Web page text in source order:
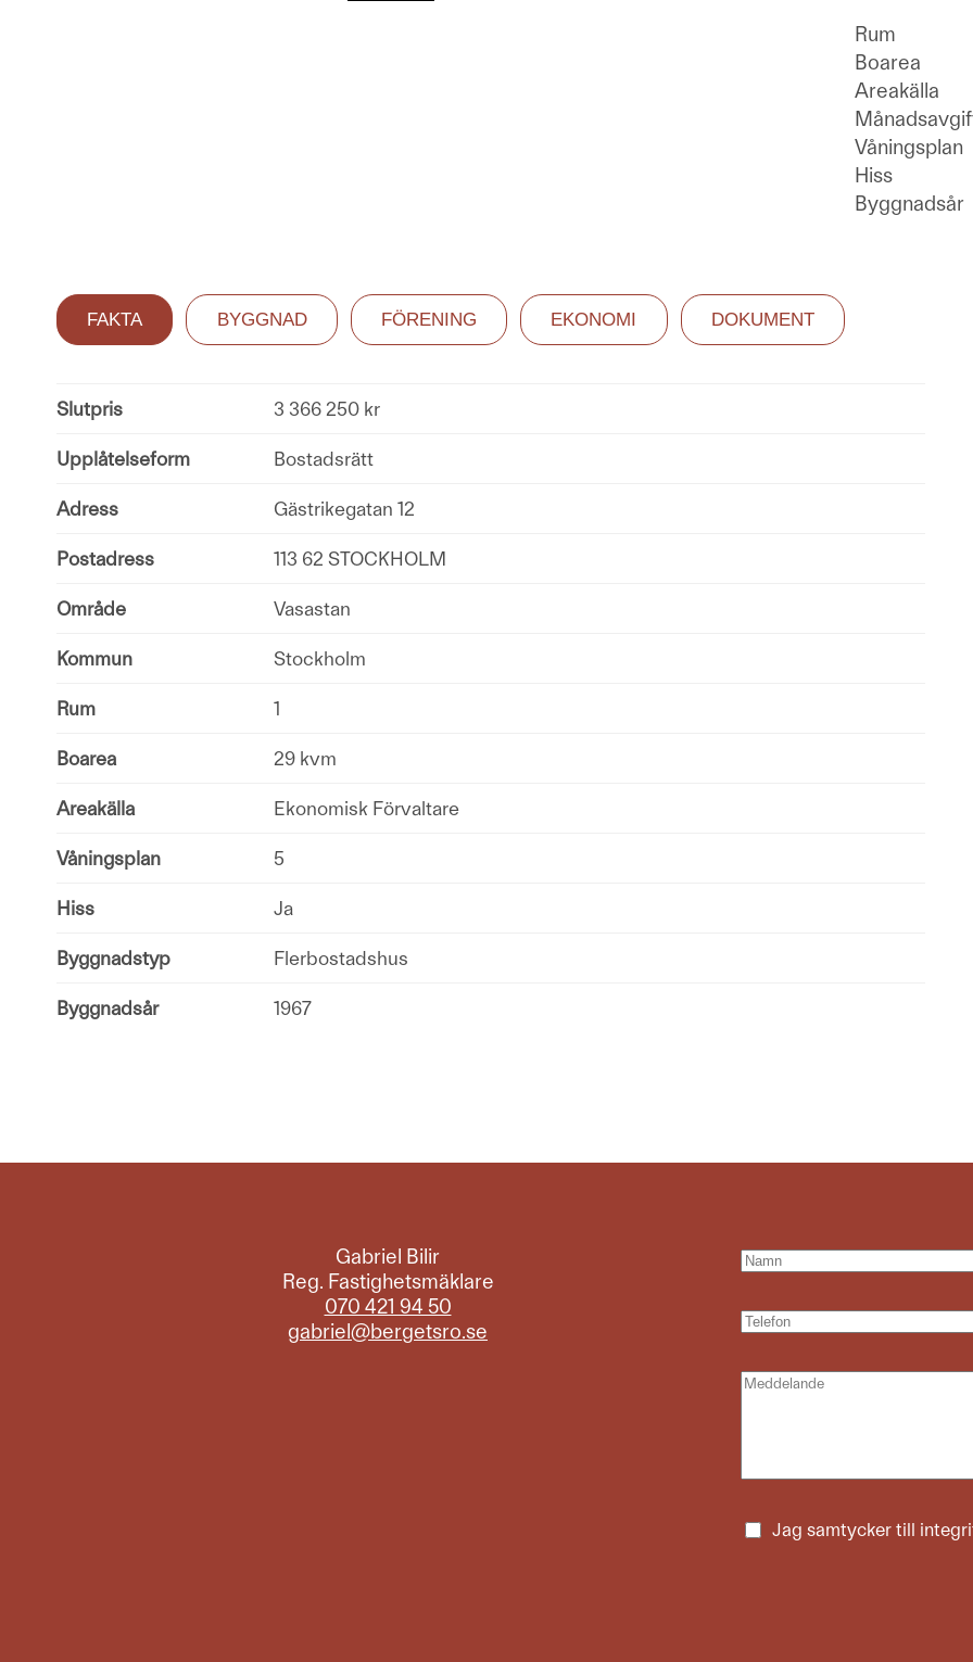
Rum
Boarea
Areakälla
Våningsplan
Hiss
Byggnadsår
FAKTA BYGGNAD FÖRENING EKONOMI DOKUMENT
Slutpris 3 366 250 kr
Upplåtelseform Bostadsrätt
Adress Gästrikegatan 12
Postadress 113 62 STOCKHOLM
Område Vasastan
Kommun Stockholm
Rum 1
Boarea 29 kvm
Areakälla Ekonomisk Förvaltare
Våningsplan 5
Hiss Ja
Byggnadstyp Flerbostadshus
Byggnadsår 1967
Gabriel Bilir
Reg. Fastighetsmäklare
070 421 94 50
gabriel@bergetsro.se
Jag samtycker till